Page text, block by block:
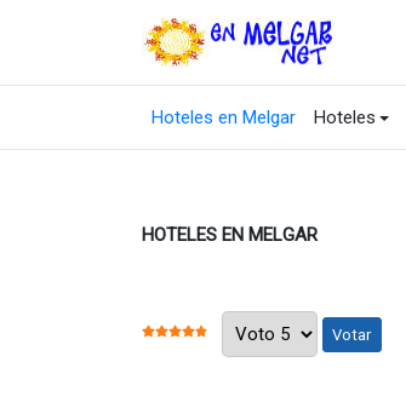
Hoteles en Melgar Hoteles
HOTELES EN MELGAR
RATIO:5/5
Por favor, vote